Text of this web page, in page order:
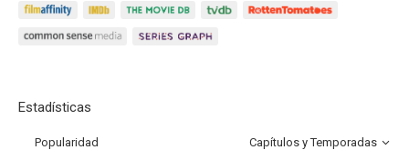
Estadísticas
Popularidad Capítulos y Temporadas